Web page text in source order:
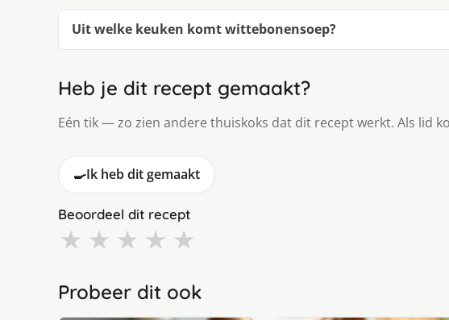
Uit welke keuken komt wittebonensoep?
Heb je dit recept gemaakt?
Eén tik — zo zien andere thuiskoks dat dit recept werkt. Als lid
🍳Ik heb dit gemaakt
Beoordeel dit recept
★ ★ ★ ★ ★
Probeer dit ook